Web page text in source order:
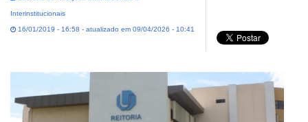
Interinstitucionais
16/01/2019 - 16:58 - atualizado em 09/04/2026 - 10:41